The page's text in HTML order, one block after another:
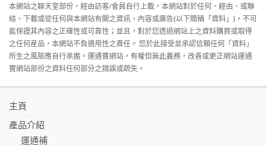
本網站之聊天室部份，經由訪客/會員自行上載，本網站對於任何、經由、或聯
結、下載或從任何與本網站有關之資訊、內容或廣告(以下簡稱「資料」)，不可
能保證其內容之正確性或可靠性；並且，對於您透過網站上之資料購買或取得
之任何産品，本網站不負適用性之責任。 您於此接受並承認信賴任何「資料」
所生之風險應自行承擔。運通寶網站，有權但無此義務，改善或更正網站運通
寶網站部份之資料任何部分之錯誤或疏失。
主頁
產品介紹
運通補